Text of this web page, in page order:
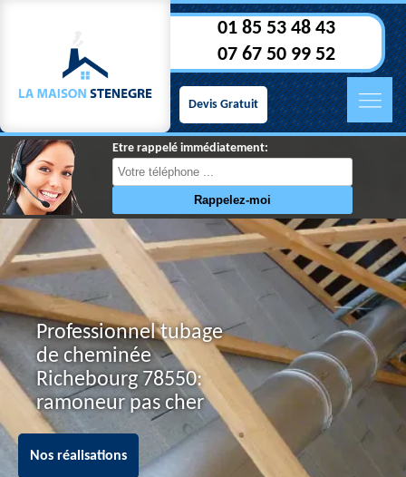
01 85 53 48 43
07 67 50 99 52
Devis Gratuit
Etre rappelé immédiatement:
Professionnel tubage
de cheminée
Richebourg 78550:
ramoneur pas cher
Nos réalisations